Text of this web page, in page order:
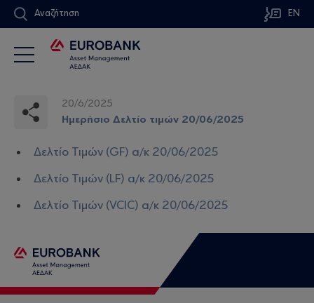
Αναζήτηση EN
20/6/2025
Ημερήσιο Δελτίο τιμών 20/06/2025
Δελτίο Τιμών (GF) α/κ 20/06/2025
Δελτίο Τιμών (LF) α/κ 20/06/2025
Δελτίο Τιμών (VCIC) α/κ 20/06/2025